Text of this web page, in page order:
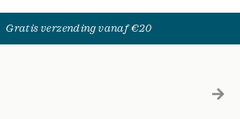
Gratis verzending vanaf €20